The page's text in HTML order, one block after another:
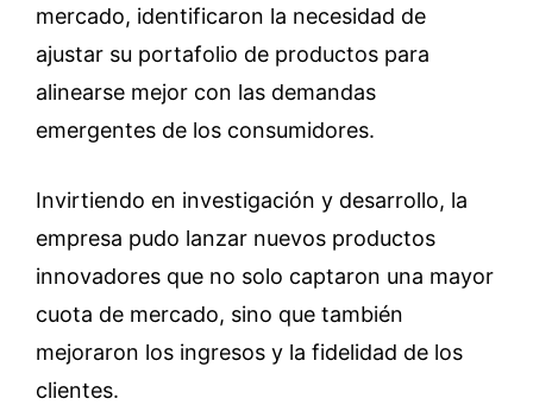
mercado, identificaron la necesidad de
ajustar su portafolio de productos para
alinearse mejor con las demandas
emergentes de los consumidores.
Invirtiendo en investigación y desarrollo, la
empresa pudo lanzar nuevos productos
innovadores que no solo captaron una mayor
cuota de mercado, sino que también
mejoraron los ingresos y la fidelidad de los
clientes.